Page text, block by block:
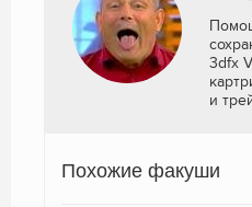
3dfx
и
Похожие факуши